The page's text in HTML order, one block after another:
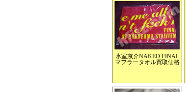
氷室京介NAKED FINAL
マフラータオル買取価格